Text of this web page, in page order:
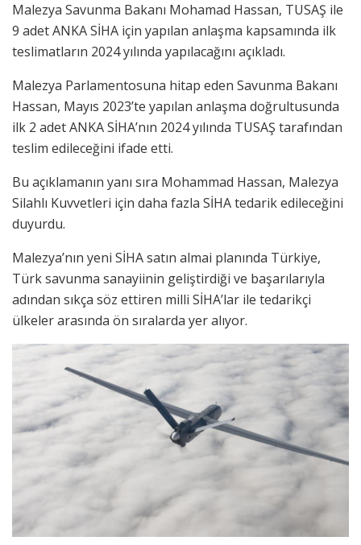
Malezya Savunma Bakanı Mohamad Hassan, TUSAŞ ile
9 adet ANKA SİHA için yapılan anlaşma kapsamında ilk
teslimatların 2024 yılında yapılacağını açıkladı.
Malezya Parlamentosuna hitap eden Savunma Bakanı
Hassan, Mayıs 2023’te yapılan anlaşma doğrultusunda
ilk 2 adet ANKA SİHA’nın 2024 yılında TUSAŞ tarafından
teslim edileceğini ifade etti.
Bu açıklamanın yanı sıra Mohammad Hassan, Malezya
Silahlı Kuvvetleri için daha fazla SİHA tedarik edileceğini
duyurdu.
Malezya’nın yeni SİHA satın almai planında Türkiye,
Türk savunma sanayiinin geliştirdiği ve başarılarıyla
adından sıkça söz ettiren milli SİHA’lar ile tedarikçi
ülkeler arasında ön sıralarda yer alıyor.